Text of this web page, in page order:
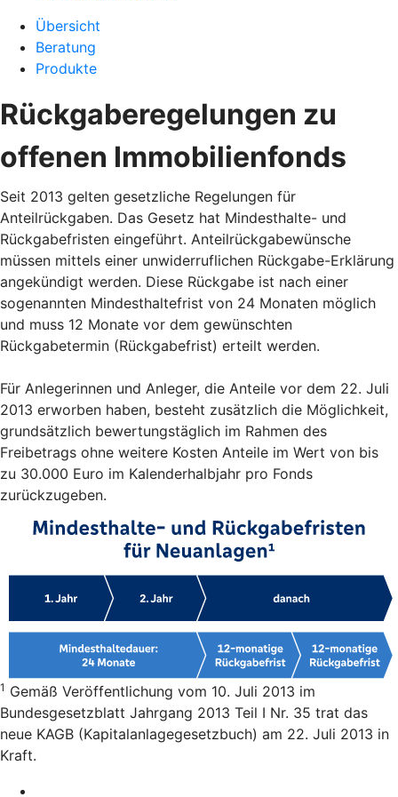
Übersicht
Beratung
Produkte
Rückgaberegelungen zu
offenen Immobilienfonds
Seit 2013 gelten gesetzliche Regelungen für
Anteilrückgaben. Das Gesetz hat Mindesthalte- und
Rückgabefristen eingeführt. Anteilrückgabewünsche
müssen mittels einer unwiderruflichen Rückgabe-Erklärung
angekündigt werden. Diese Rückgabe ist nach einer
sogenannten Mindesthaltefrist von 24 Monaten möglich
und muss 12 Monate vor dem gewünschten
Rückgabetermin (Rückgabefrist) erteilt werden.
Für Anlegerinnen und Anleger, die Anteile vor dem 22. Juli
2013 erworben haben, besteht zusätzlich die Möglichkeit,
grundsätzlich bewertungstäglich im Rahmen des
Freibetrags ohne weitere Kosten Anteile im Wert von bis
zu 30.000 Euro im Kalenderhalbjahr pro Fonds
zurückzugeben.
1 Gemäß Veröffentlichung vom 10. Juli 2013 im
Bundesgesetzblatt Jahrgang 2013 Teil I Nr. 35 trat das
neue KAGB (Kapitalanlagegesetzbuch) am 22. Juli 2013 in
Kraft.